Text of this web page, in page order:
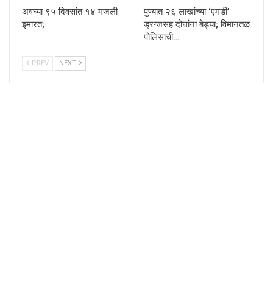
अवघ्या ९५ दिवसांत १४ मजली
इमारत;
पुण्यात २६ लाखांच्या ‘एमडी’
ड्रग्जसह दोघांना बेड्या; विमानतळ
पोलिसांची…
PREV NEXT